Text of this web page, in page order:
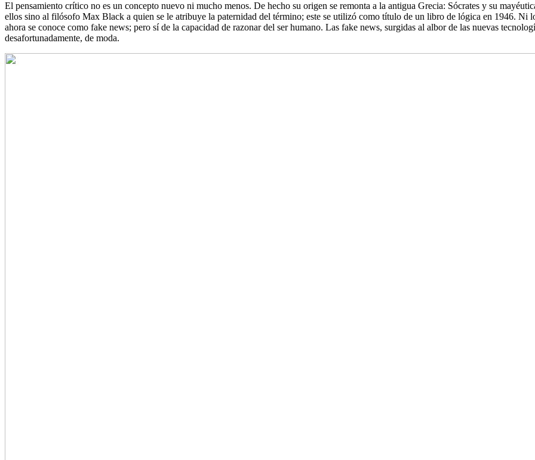
El pensamiento crítico no es un concepto nuevo ni mucho menos. De hecho su origen se remonta a la antigua Grecia: Sócrates y su
ellos sino al filósofo Max Black a quien se le atribuye la paternidad del término; este se utilizó como título de un libro de lógica en 1946. Ni
ahora se conoce como fake news; pero sí de la capacidad de razonar del ser humano. Las fake news, surgidas al albor de las nuevas
desafortunadamente, de moda.